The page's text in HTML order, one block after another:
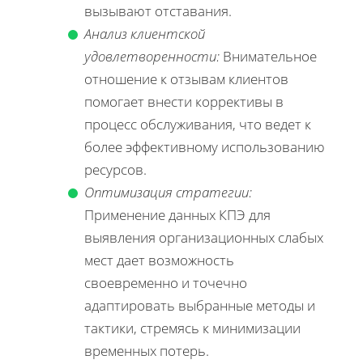
вызывают отставания.
Анализ клиентской
удовлетворенности: Внимательное
отношение к отзывам клиентов
помогает внести коррективы в
процесс обслуживания, что ведет к
более эффективному использованию
ресурсов.
Оптимизация стратегии:
Применение данных КПЭ для
выявления организационных слабых
мест дает возможность
своевременно и точечно
адаптировать выбранные методы и
тактики, стремясь к минимизации
временных потерь.